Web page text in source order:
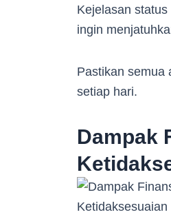
Kejelasan
ingin
Pastikan semua
setiap hari.
Dampak